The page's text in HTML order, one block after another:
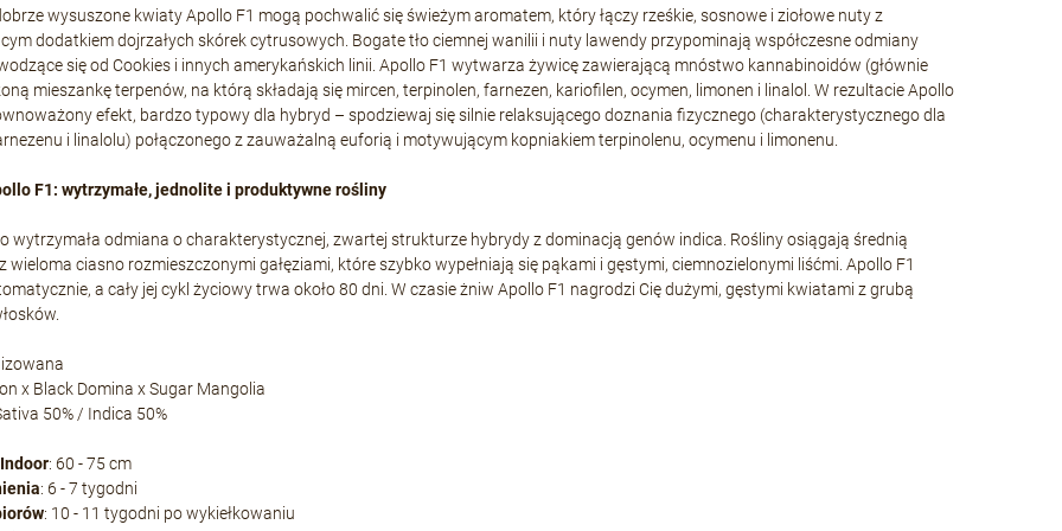
wysuszone kwiaty Apollo F1 mogą pochwalić się świeżym aromatem, który łączy rześkie, sosnowe i ziołowe nuty z
dodatkiem dojrzałych skórek cytrusowych. Bogate tło ciemnej wanilii i nuty lawendy przypominają współczesne odmiany
się od Cookies i innych amerykańskich linii. Apollo F1 wytwarza żywicę zawierającą mnóstwo kannabinoidów (głównie
mieszankę terpenów, na którą składają się mircen, terpinolen, farnezen, kariofilen, ocymen, limonen i linalol. W rezultacie Apollo
efekt, bardzo typowy dla hybryd – spodziewaj się silnie relaksującego doznania fizycznego (charakterystycznego dla
i linalolu) połączonego z zauważalną euforią i motywującym kopniakiem terpinolenu, ocymenu i limonenu.
F1: wytrzymałe, jednolite i produktywne rośliny
wytrzymała odmiana o charakterystycznej, zwartej strukturze hybrydy z dominacją genów indica. Rośliny osiągają średnią
wieloma ciasno rozmieszczonymi gałęziami, które szybko wypełniają się pąkami i gęstymi, ciemnozielonymi liśćmi. Apollo F1
a cały jej cykl życiowy trwa około 80 dni. W czasie żniw Apollo F1 nagrodzi Cię dużymi, gęstymi kwiatami z grubą
x Black Domina x Sugar Mangolia
50% / Indica 50%
: 60 - 75 cm
: 6 - 7 tygodni
: 10 - 11 tygodni po wykiełkowaniu